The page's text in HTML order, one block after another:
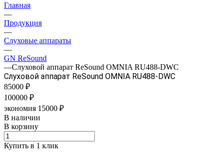
Главная
—
Продукция
—
Слуховые аппараты
—
GN ReSound
—Слуховой аппарат ReSound OMNIA RU488-DWC
Слуховой аппарат ReSound OMNIA RU488-DWC
85000 ₽
100000 ₽
экономия 15000 ₽
В наличии
В корзину
Купить в 1 клик